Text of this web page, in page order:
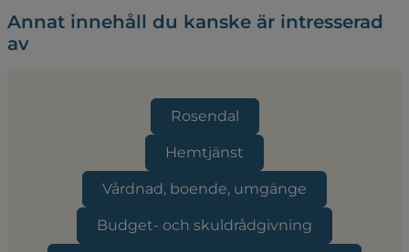
Annat innehåll du kanske är intresserad
av
Rosendal
Hemtjänst
Vårdnad, boende, umgänge
Budget- och skuldrådgivning